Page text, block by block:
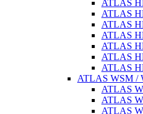
ATLAS
ATLAS
ATLAS
ATLAS
ATLAS
ATLAS
ATLAS
ATLAS WSM /
ATLAS
ATLAS
ATLAS